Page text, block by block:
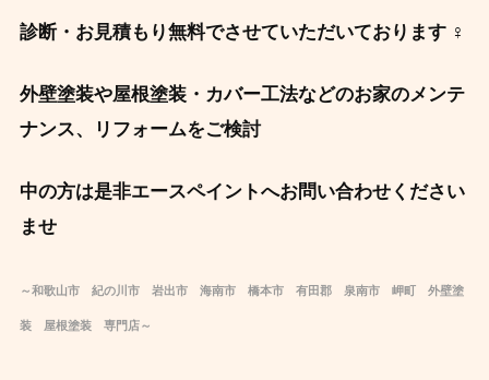
診断・お見積もり無料でさせていただいております ‍♀️
外壁塗装や屋根塗装・カバー工法などのお家のメンテ
ナンス、リフォームをご検討
中の方は是非エースペイントへお問い合わせください
ませ
～和歌山市 紀の川市 岩出市 海南市 橋本市 有田郡 泉南市 岬町 外壁塗
装 屋根塗装 専門店～